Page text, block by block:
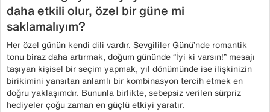
daha etkili olur, özel bir güne mi
saklamalıyım?
Her özel günün kendi dili vardır. Sevgililer Günü’nde romantik
tonu biraz daha artırmak, doğum gününde “İyi ki varsın!” mesajı
taşıyan kişisel bir seçim yapmak, yıl dönümünde ise ilişkinizin
birikimini yansıtan anlamlı bir kombinasyon tercih etmek en
doğru yaklaşımdır. Bununla birlikte, sebepsiz verilen sürpriz
hediyeler çoğu zaman en güçlü etkiyi yaratır.